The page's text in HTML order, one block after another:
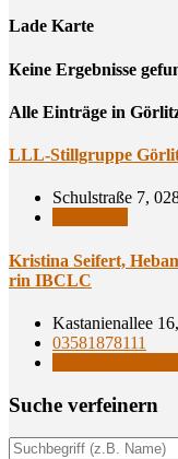
Lade Karte
Кeine Ergebnisse
Alle Einträge in
LLL-Still­grup­pe
Schulstraße 7,
Kris­ti­na Sei­fert,
rin IBCLC
Kastanienallee
03581878111
Suche ver­fei­nern